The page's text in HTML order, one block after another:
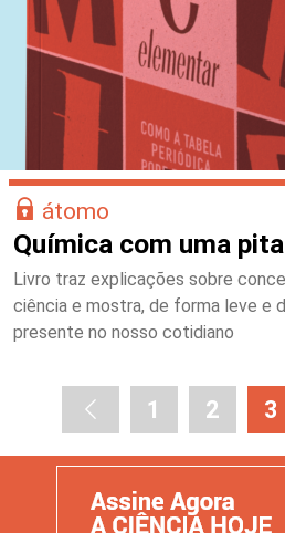
átomo
Química com uma
Livro traz explicações sobre
ciência e mostra, de forma leve e
presente no nosso cotidiano
1 2 3